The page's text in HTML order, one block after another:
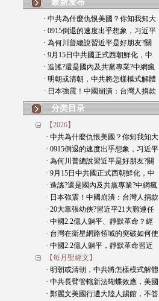
最新发布
· 中共為什麼仇恨美國？你知我知大
· 0915倒退的速度出乎想象，习近平
· 為何川普總說習近平是好朋友?關
· 9月15日中共國正式西朝鮮化，中
· 造謠?還是國內及共黨專業?中網瘋
· 明朝或清朝，中共將怎樣模式解體
· 日本強震！中國崩潰：台灣人捐款
分类目录
【2026】
· 中共為什麼仇恨美國？你知我知大
· 0915倒退的速度出乎想象，习近平
· 為何川普總說習近平是好朋友?關
· 9月15日中共國正式西朝鮮化，中
· 造謠?還是國內及共黨專業?中網瘋
· 日本強震！中國崩潰：台灣人捐款
· 20大靠張幼俠?習近平21大難連任
· 中國2.2億人躺平、靜默革命？經
· 台灣在衛星網路領域的突破如何使
· 中國2.2億人躺平，靜默革命習近
【每月聖經文】
· 明朝或清朝，中共將怎樣模式解體
· 中共長臂管轄新法蝴蝶效應，美國
· 鄭麗文美國行遭大陸人踢館，不答